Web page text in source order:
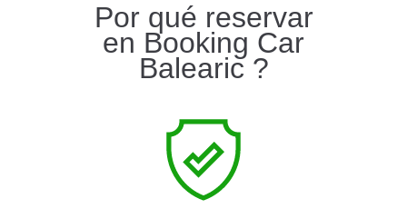
Por qué reservar
en Booking Car
Balearic ?